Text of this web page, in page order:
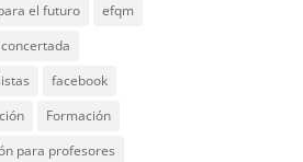
el futuro
efqm
facebook
Formación
para profesores